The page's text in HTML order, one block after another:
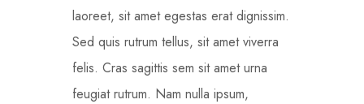
laoreet, sit amet egestas erat dignissim.
Sed quis rutrum tellus, sit amet viverra
felis. Cras sagittis sem sit amet urna
feugiat rutrum. Nam nulla ipsum,